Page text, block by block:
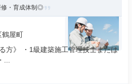
修・育成体制◎
鶴屋町
方》 ・1級建築施工管理技士または